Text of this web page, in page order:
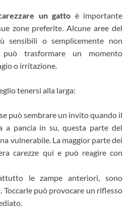
un gatto è importante
zone preferite. Alcune aree del
sensibili o semplicemente non
trasformare un momento
o irritazione.
tenersi alla larga:
può sembrare un invito quando il
a pancia in su, questa parte del
vulnerabile. La maggior parte dei
carezze qui e può reagire con
le zampe anteriori, sono
Toccarle può provocare un riflesso